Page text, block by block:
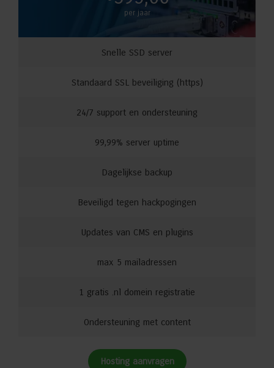
per jaar
Snelle SSD server
Standaard SSL beveiliging (https)
24/7 support en ondersteuning
99,99% server uptime
Dagelijkse backup
Beveiligd tegen hackpogingen
Updates van CMS en plugins
max 5 mailadressen
1 gratis .nl domein registratie
Ondersteuning met content
Hosting aanvragen